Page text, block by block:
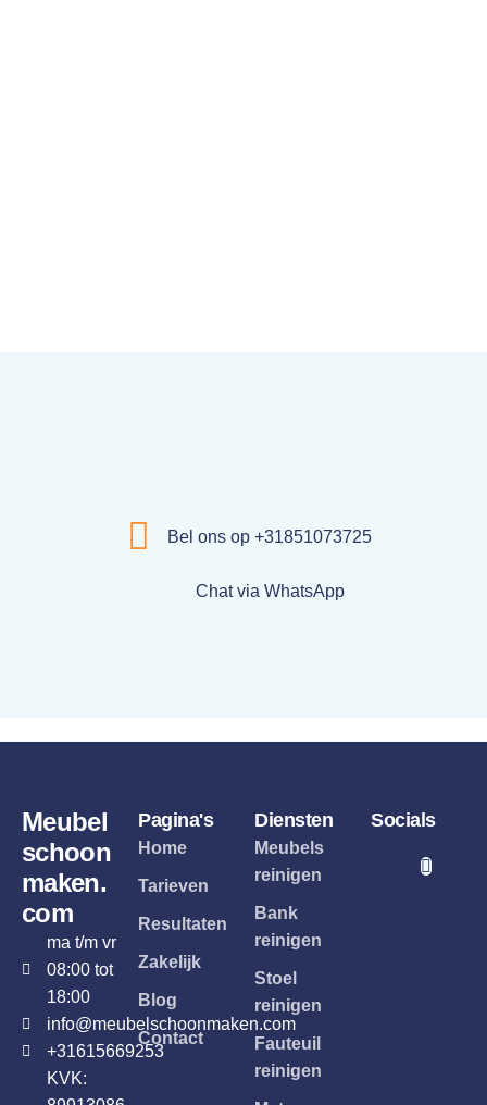
Bel ons op +31851073725
Chat via WhatsApp
Meubel
schoon
maken.
com
ma t/m vr
08:00 tot
18:00
info@meubelschoonmaken.com
+31615669253
KVK:
Pagina's
Home
Tarieven
Resultaten
Zakelijk
Blog
Contact
Diensten
Meubels
reinigen
Bank
reinigen
Stoel
reinigen
Fauteuil
reinigen
Socials